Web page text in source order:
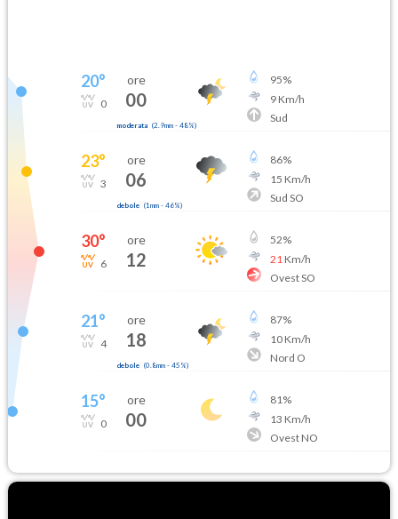
20°
0
ore
00
moderata (2.9mm- 48%)
95%
9Km/h
Sud
23°
3
ore
06
debole (1mm- 46%)
86%
15 Km/h
Sud SO
30°
6
ore
12
52%
21 Km/h
Ovest SO
21°
4
ore
18
debole (0.8mm- 45 %)
87%
10Km/h
Nord O
15°
0
ore
00
81%
13 Km/h
Ovest NO